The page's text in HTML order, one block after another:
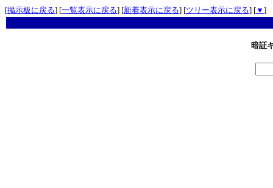
[掲示板に戻る] [一覧表示に戻る] [新着表示に戻る] [ツリー表示に戻る] [▼ ]
暗証